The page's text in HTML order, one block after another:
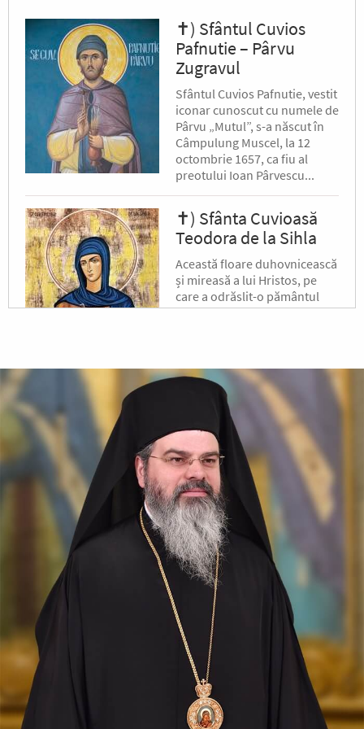
✝) Sfântul Cuvios
Pafnutie – Pârvu
Zugravul
Sfântul Cuvios Pafnutie, vestit
iconar cunoscut cu numele de
Pârvu „Mutul”, s-a născut în
Câmpulung Muscel, la 12
octombrie 1657, ca fiu al
preotului Ioan Pârvescu...
✝) Sfânta Cuvioasă
Teodora de la Sihla
Această floare duhovnicească
și mireasă a lui Hristos, pe
care a odrăslit-o pământul
binecuvântat al Moldovei, s-a
După-prăznuirea
Schimbării la Față a
Domnului
Schimbarea la Față a
Mântuitorului Iisus Hristos
este unul din Praznicele
împărătești ale Bisericii
Ortodoxe, sărbătorită la 6
august.
Sfântul Antonie de la
Optina
Doamne, ajută-mi să văd
păcatele mele; Doamne, dă-
mi răbdare, mărinimie şi
blândeţe!